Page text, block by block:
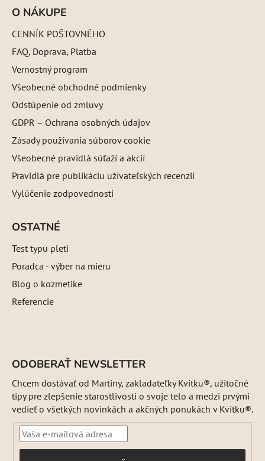
O NÁKUPE
CENNÍK POŠTOVNÉHO
FAQ, Doprava, Platba
Vernostný program
Všeobecné obchodné podmienky
Odstúpenie od zmluvy
GDPR – Ochrana osobných údajov
Zásady používania súborov cookie
Všeobecné pravidlá súťaží a akcií
Pravidlá pre publikáciu užívateľských recenzií
Vylúčenie zodpovednosti
OSTATNÉ
Test typu pleti
Poradca - výber na mieru
Blog o kozmetike
Referencie
ODOBERAŤ NEWSLETTER
Chcem dostávať od Martiny, zakladateľky Kvitku®, užitočné
tipy pre zlepšenie starostlivosti o svoje telo a medzi prvými
vedieť o všetkých novinkách a akčných ponukách v Kvitku®.